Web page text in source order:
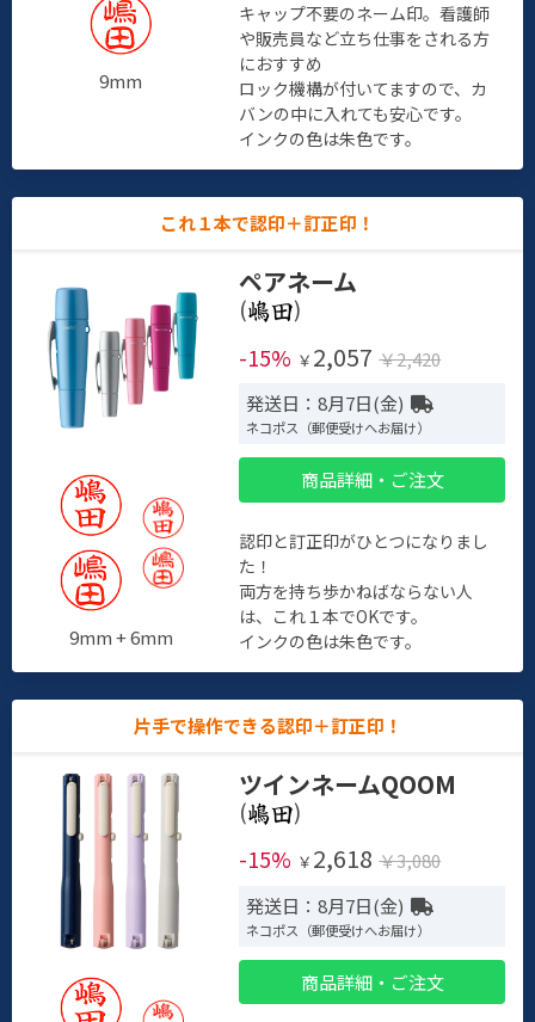
9mm
キャップ不要のネーム印。看護師
や販売員など立ち仕事をされる方
におすすめ
ロック機構が付いてますので、カ
バンの中に入れても安心です。
インクの色は朱色です。
これ１本で認印＋訂正印！
9mm + 6mm
ペアネーム
(
)
-15% ￥ 2,057 ￥2,420
発送日：8月7日(金)
ネコポス（郵便受けへお届け）
商品詳細・ご注文
認印と訂正印がひとつになりまし
た！
両方を持ち歩かねばならない人
は、これ１本でOKです。
インクの色は朱色です。
片手で操作できる認印＋訂正印！
ツインネームQOOM
(
)
-15% ￥ 2,618 ￥3,080
発送日：8月7日(金)
ネコポス（郵便受けへお届け）
商品詳細・ご注文